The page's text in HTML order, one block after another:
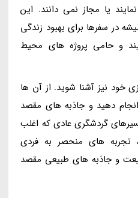
یا مجاز نمی دانند. این
در سفرها برای بهبود زندگی
و حامی پروژه های محیط
خود نیز آشنا شوید. از آن ها
انجام دهید و جاذبه های مقصد
گردشگری عادی که اغلب
های منحصر به فردی
و جاذبه های طبیعی مقصد